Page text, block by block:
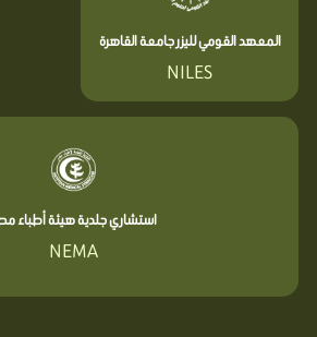
المعهد القومي لليزر جامعة القاهرة
NILES
استشاري جلدية هيئة أطباء
NEMA